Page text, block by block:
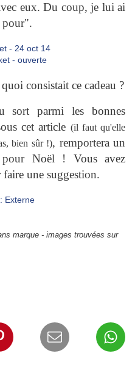
eux. Du coup, je lui ai
pour".
consistait ce cadeau ?
sort parmi les bonnes
cet article (il faut qu'elle
bien sûr !), remportera un
Noël ! Vous avez
une suggestion.
marque - images trouvées sur